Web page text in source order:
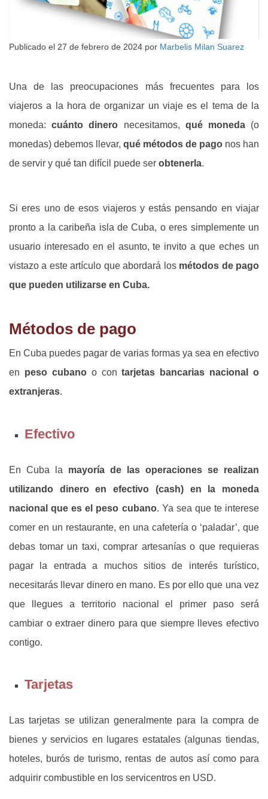
Publicado el 27 de febrero de 2024 por Marbelis Milan Suarez
Una de las preocupaciones más frecuentes para los
viajeros a la hora de organizar un viaje es el tema de la
moneda:cuánto dinero necesitamos, qué moneda(o
monedas) debemos llevar, qué métodos de pago nos han
de servir y qué tan difícil puede ser obtenerla.
Si eres uno de esos viajeros y estás pensando en viajar
pronto a la caribeña isla de Cuba, o eres simplemente un
usuario interesado en el asunto, te invito a que eches un
vistazo a este artículo que abordará los métodos de pago
que pueden utilizarse en Cuba.
Métodos de pago
En Cuba puedes pagar de varias formas ya sea en efectivo
en peso cubanoo contarjetas bancarias nacional o
extranjeras.
Efectivo
En Cuba la mayoría de las operaciones se realizan
utilizando dinero en efectivo (cash) en la moneda
nacional que es el peso cubano. Ya sea que te interese
comer en un restaurante, en una cafetería o ‘paladar’, que
debas tomar un taxi, comprar artesanías o que requieras
pagar la entrada a muchos sitios de interés turístico,
necesitarás llevar dinero en mano. Es por ello que una vez
que llegues a territorio nacional el primer paso será
cambiar o extraer dinero para que siempre lleves efectivo
contigo.
Tarjetas
Las tarjetas se utilizan generalmente para la compra de
bienes y servicios en lugares estatales (algunas tiendas,
hoteles, burós de turismo, rentas de autos así como para
adquirir combustible en los servicentros en USD.